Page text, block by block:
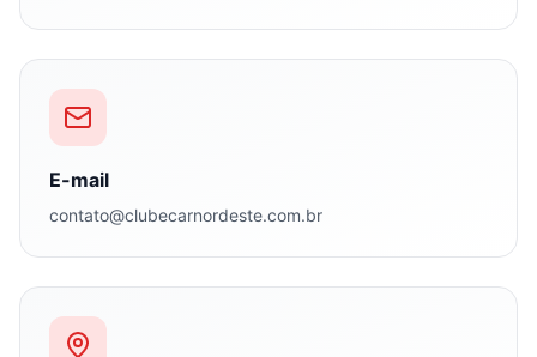
E-mail
contato@clubecarnordeste.com.br